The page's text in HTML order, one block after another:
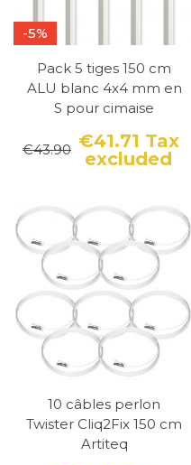
-5%
Pack 5 tiges 150 cm
ALU blanc 4x4 mm en
S pour cimaise
€41.71 Tax
excluded
€43.90
10 câbles perlon
Twister Cliq2Fix 150 cm
Artiteq